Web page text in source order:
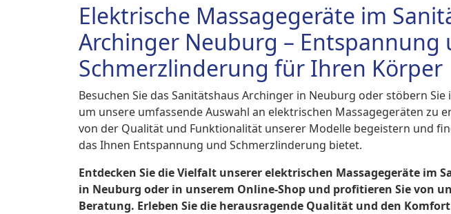
Elektrische Massagegeräte im
Archinger Neuburg – Entspannung
Schmerzlinderung für Ihren Körper
Besuchen Sie das Sanitätshaus Archinger in Neuburg oder stöbern Sie
um unsere umfassende Auswahl an elektrischen Massagegeräten zu
von der Qualität und Funktionalität unserer Modelle begeistern und
das Ihnen Entspannung und Schmerzlinderung bietet.
Entdecken Sie die Vielfalt unserer elektrischen Massagegeräte im
in Neuburg oder in unserem Online-Shop und profitieren Sie von
Beratung. Erleben Sie die herausragende Qualität und den